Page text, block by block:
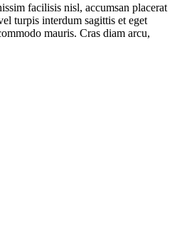
facilisis nisl, accumsan placerat
turpis interdum sagittis et eget
mauris. Cras diam arcu,